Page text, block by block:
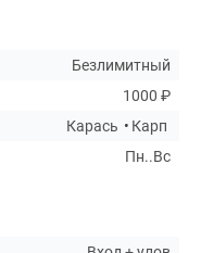
Безлимитный
1000 ₽
Карась
Карп
Пн..Вс